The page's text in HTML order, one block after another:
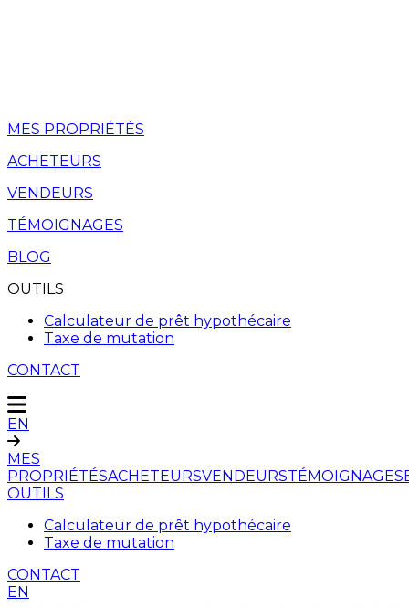
MES PROPRIÉTÉS
ACHETEURS
VENDEURS
TÉMOIGNAGES
BLOG
OUTILS
Calculateur de prêt hypothécaire
Taxe de mutation
CONTACT
EN
MES
PROPRIÉTÉSACHETEURSVENDEURSTÉMOIGNAGES
OUTILS
Calculateur de prêt hypothécaire
Taxe de mutation
CONTACT
EN